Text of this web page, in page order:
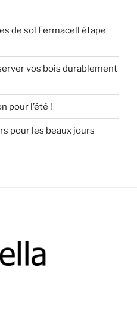
de sol Fermacell étape
vos bois durablement
pour l’été !
pour les beaux jours